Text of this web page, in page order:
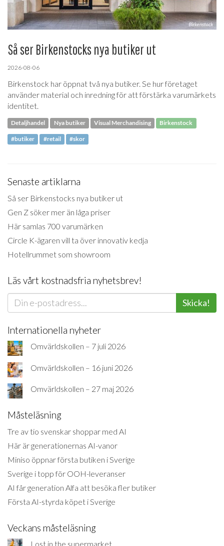
Så ser Birkenstocks nya butiker ut
2026-08-06
Birkenstock har öppnat två nya butiker. Se hur företaget
använder material och inredning för att förstärka varumärkets
identitet.
Detaljhandel Nya butiker Visual Merchandising Birkenstock
#butiker #retail #skor
Senaste artiklarna
Så ser Birkenstocks nya butiker ut
Gen Z söker mer än låga priser
Här samlas 700 varumärken
Circle K-ägaren vill ta över innovativ kedja
Hotellrummet som showroom
Läs vårt kostnadsfria nyhetsbrev!
Skicka!
Internationella nyheter
Omvärldskollen – 7 juli 2026
Omvärldskollen – 16 juni 2026
Omvärldskollen – 27 maj 2026
Måsteläsning
Tre av tio svenskar shoppar med AI
Här är generationernas AI-vanor
Miniso öppnar första butiken i Sverige
Sverige i topp för OOH-leveranser
AI får generation Alfa att besöka fler butiker
Första AI-styrda köpet i Sverige
Veckans måsteläsning
Lost in the supermarket